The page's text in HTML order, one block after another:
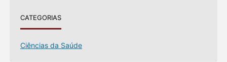
CATEGORIAS
Ciências da Saúde